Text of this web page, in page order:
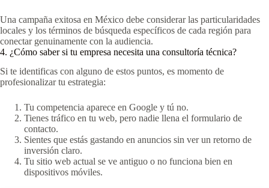
Una campaña exitosa en México debe considerar las particularidades
locales y los términos de búsqueda específicos de cada región para
conectar genuinamente con la audiencia.
4. ¿Cómo saber si tu empresa necesita una consultoría técnica?
Si te identificas con alguno de estos puntos, es momento de
profesionalizar tu estrategia:
Tu competencia aparece en Google y tú no.
Tienes tráfico en tu web, pero nadie llena el formulario de
contacto.
Sientes que estás gastando en anuncios sin ver un retorno de
inversión claro.
Tu sitio web actual se ve antiguo o no funciona bien en
dispositivos móviles.